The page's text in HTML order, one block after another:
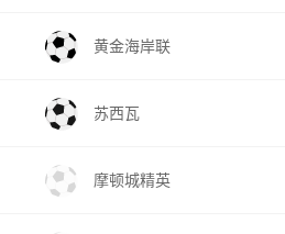
黄金海岸联
苏西瓦
摩顿城精英